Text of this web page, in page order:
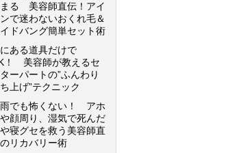
る 美容師直伝！アイ
で迷わないおくれ毛＆
ドバング簡単セット術
ある道具だけで
！ 美容師が教えるセ
ーパートの”ふんわり
上げ”テクニック
でも怖くない！ アホ
顔周り、湿気で死んだ
寝グセを救う美容師直
リカバリー術